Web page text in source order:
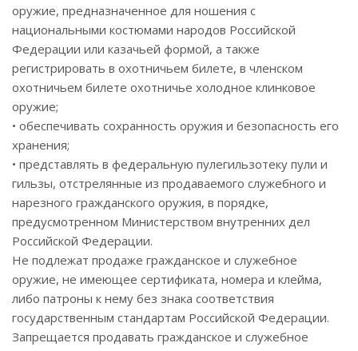
оружие, предназначенное для ношения с
национальными костюмами народов Российской
Федерации или казачьей формой, а также
регистрировать в охотничьем билете, в членском
охотничьем билете охотничье холодное клинковое
оружие;
• обеспечивать сохранность оружия и безопасность его
хранения;
• представлять в федеральную пулегильзотеку пули и
гильзы, отстрелянные из продаваемого служебного и
нарезного гражданского оружия, в порядке,
предусмотренном Министерством внутренних дел
Российской Федерации.
Не подлежат продаже гражданское и служебное
оружие, не имеющее сертификата, номера и клейма,
либо патроны к нему без знака соответствия
государственным стандартам Российской Федерации.
Запрещается продавать гражданское и служебное